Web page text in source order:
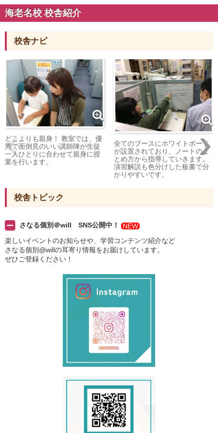
海老名校 校舎紹介
校舎ナビ
どこよりも親身！ 教室では、優
秀で面倒見のいい講師陣が生徒
一人ひとりに合わせて親身に授
業を行います。
全てのブースにホワイトボード
が設置されており、ノートのま
とめ方から指導していきます。
演習解説も色分けした板書で分
かりやすいです。
校舎トピック
さなる個別＠will SNS公開中！
NEW
楽しいイベントのお知らせや、学習コンテンツ紹介など
さなる個別@willの耳寄り情報をお届けしています。
ぜひご登録ください！